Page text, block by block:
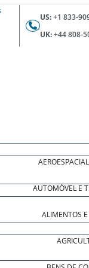
US:+1 833-
UK:+44 808-
AUTOMÓVEL E
ALIMENTOS